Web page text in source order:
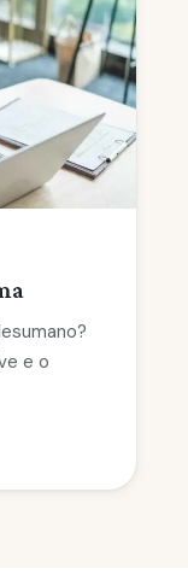
e o